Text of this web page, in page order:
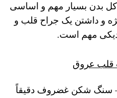
کل بدن بسیار مهم و اساسی
و داشتن یک جراح قلب و
مهم است.
شکن غضروف دقیقاً